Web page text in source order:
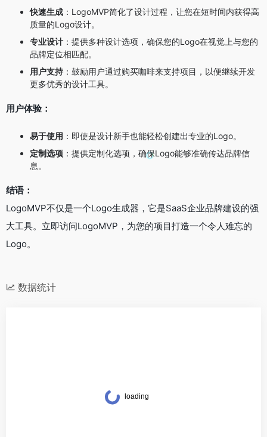
快速生成 ：LogoMVP简化了设计过程，让您在短时间内获得高
质量的Logo设计。
专业设计 ：提供多种设计选项，确保您的Logo在视觉上与您的
品牌定位相匹配。
用户支持 ：鼓励用户通过购买咖啡来支持项目，以便继续开发
更多优秀的设计工具。
用户体验：
易于使用 ：即使是设计新手也能轻松创建出专业的Logo。
定制选项 ：提供定制化选项，确保Logo能够准确传达品牌信
息。
结语：
LogoMVP不仅是一个Logo生成器，它是SaaS企业品牌建设的强
大工具。立即访问LogoMVP，为您的项目打造一个令人难忘的
Logo。
数据统计